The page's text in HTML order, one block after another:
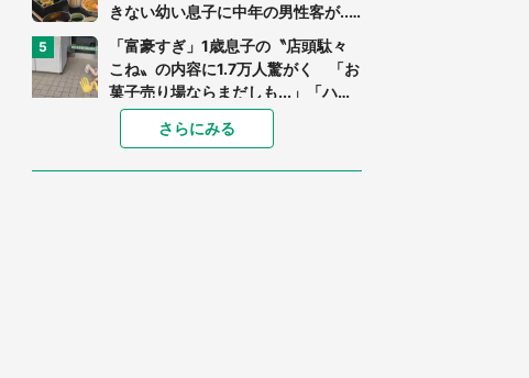
きない幼い息子に中年の男性客が...
（東京都・40代男性）
「富豪すぎ」1歳息子の〝店頭駄々
こね〟の内容に1.7万人驚がく 「お
菓子売り場ならまだしも...」「ハー
ドル高い」
「閉所恐怖症の私は新幹線で大パニ
ック。隣席の青年に『手を繋いで』
とお願いしたら...」 体験談に8万
さらにみる